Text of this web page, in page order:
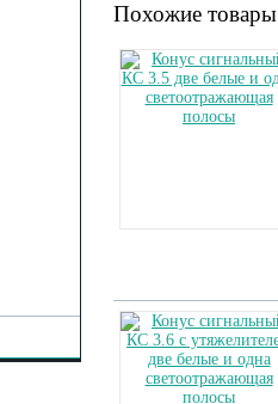
Похожие товары